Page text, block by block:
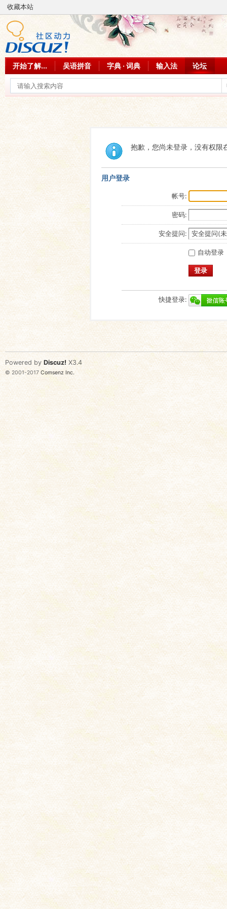
收藏本站
开始了解... 吴语拼音 字典 · 词典 输入法 论坛
抱歉，您尚未登录，没有权限
用户登录
帐号:
密码:
安全提问:
自动登录
登录
快捷登录:
Powered by Discuz! X3.4
© 2001-2017 Comsenz Inc.